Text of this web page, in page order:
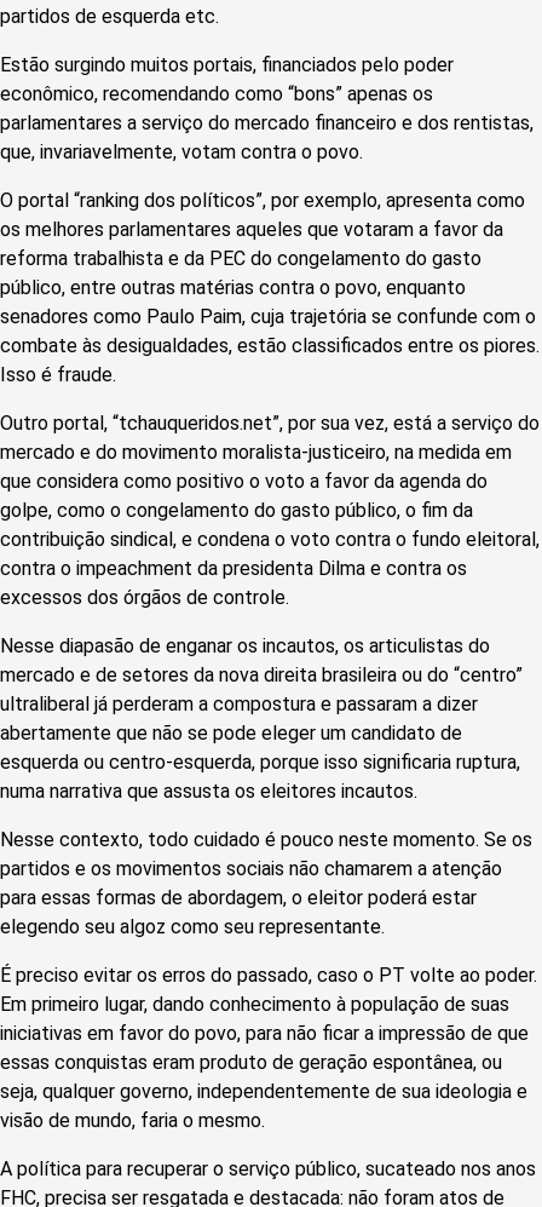
partidos de esquerda etc.
Estão surgindo muitos portais, financiados pelo poder
econômico, recomendando como “bons” apenas os
parlamentares a serviço do mercado financeiro e dos rentistas,
que, invariavelmente, votam contra o povo.
O portal “ranking dos políticos”, por exemplo, apresenta como
os melhores parlamentares aqueles que votaram a favor da
reforma trabalhista e da PEC do congelamento do gasto
público, entre outras matérias contra o povo, enquanto
senadores como Paulo Paim, cuja trajetória se confunde com o
combate às desigualdades, estão classificados entre os piores.
Isso é fraude.
Outro portal, “tchauqueridos.net”, por sua vez, está a serviço do
mercado e do movimento moralista-justiceiro, na medida em
que considera como positivo o voto a favor da agenda do
golpe, como o congelamento do gasto público, o fim da
contribuição sindical, e condena o voto contra o fundo eleitoral,
contra o impeachment da presidenta Dilma e contra os
excessos dos órgãos de controle.
Nesse diapasão de enganar os incautos, os articulistas do
mercado e de setores da nova direita brasileira ou do “centro”
ultraliberal já perderam a compostura e passaram a dizer
abertamente que não se pode eleger um candidato de
esquerda ou centro-esquerda, porque isso significaria ruptura,
numa narrativa que assusta os eleitores incautos.
Nesse contexto, todo cuidado é pouco neste momento. Se os
partidos e os movimentos sociais não chamarem a atenção
para essas formas de abordagem, o eleitor poderá estar
elegendo seu algoz como seu representante.
É preciso evitar os erros do passado, caso o PT volte ao poder.
Em primeiro lugar, dando conhecimento à população de suas
iniciativas em favor do povo, para não ficar a impressão de que
essas conquistas eram produto de geração espontânea, ou
seja, qualquer governo, independentemente de sua ideologia e
visão de mundo, faria o mesmo.
A política para recuperar o serviço público, sucateado nos anos
FHC, precisa ser resgatada e destacada: não foram atos de